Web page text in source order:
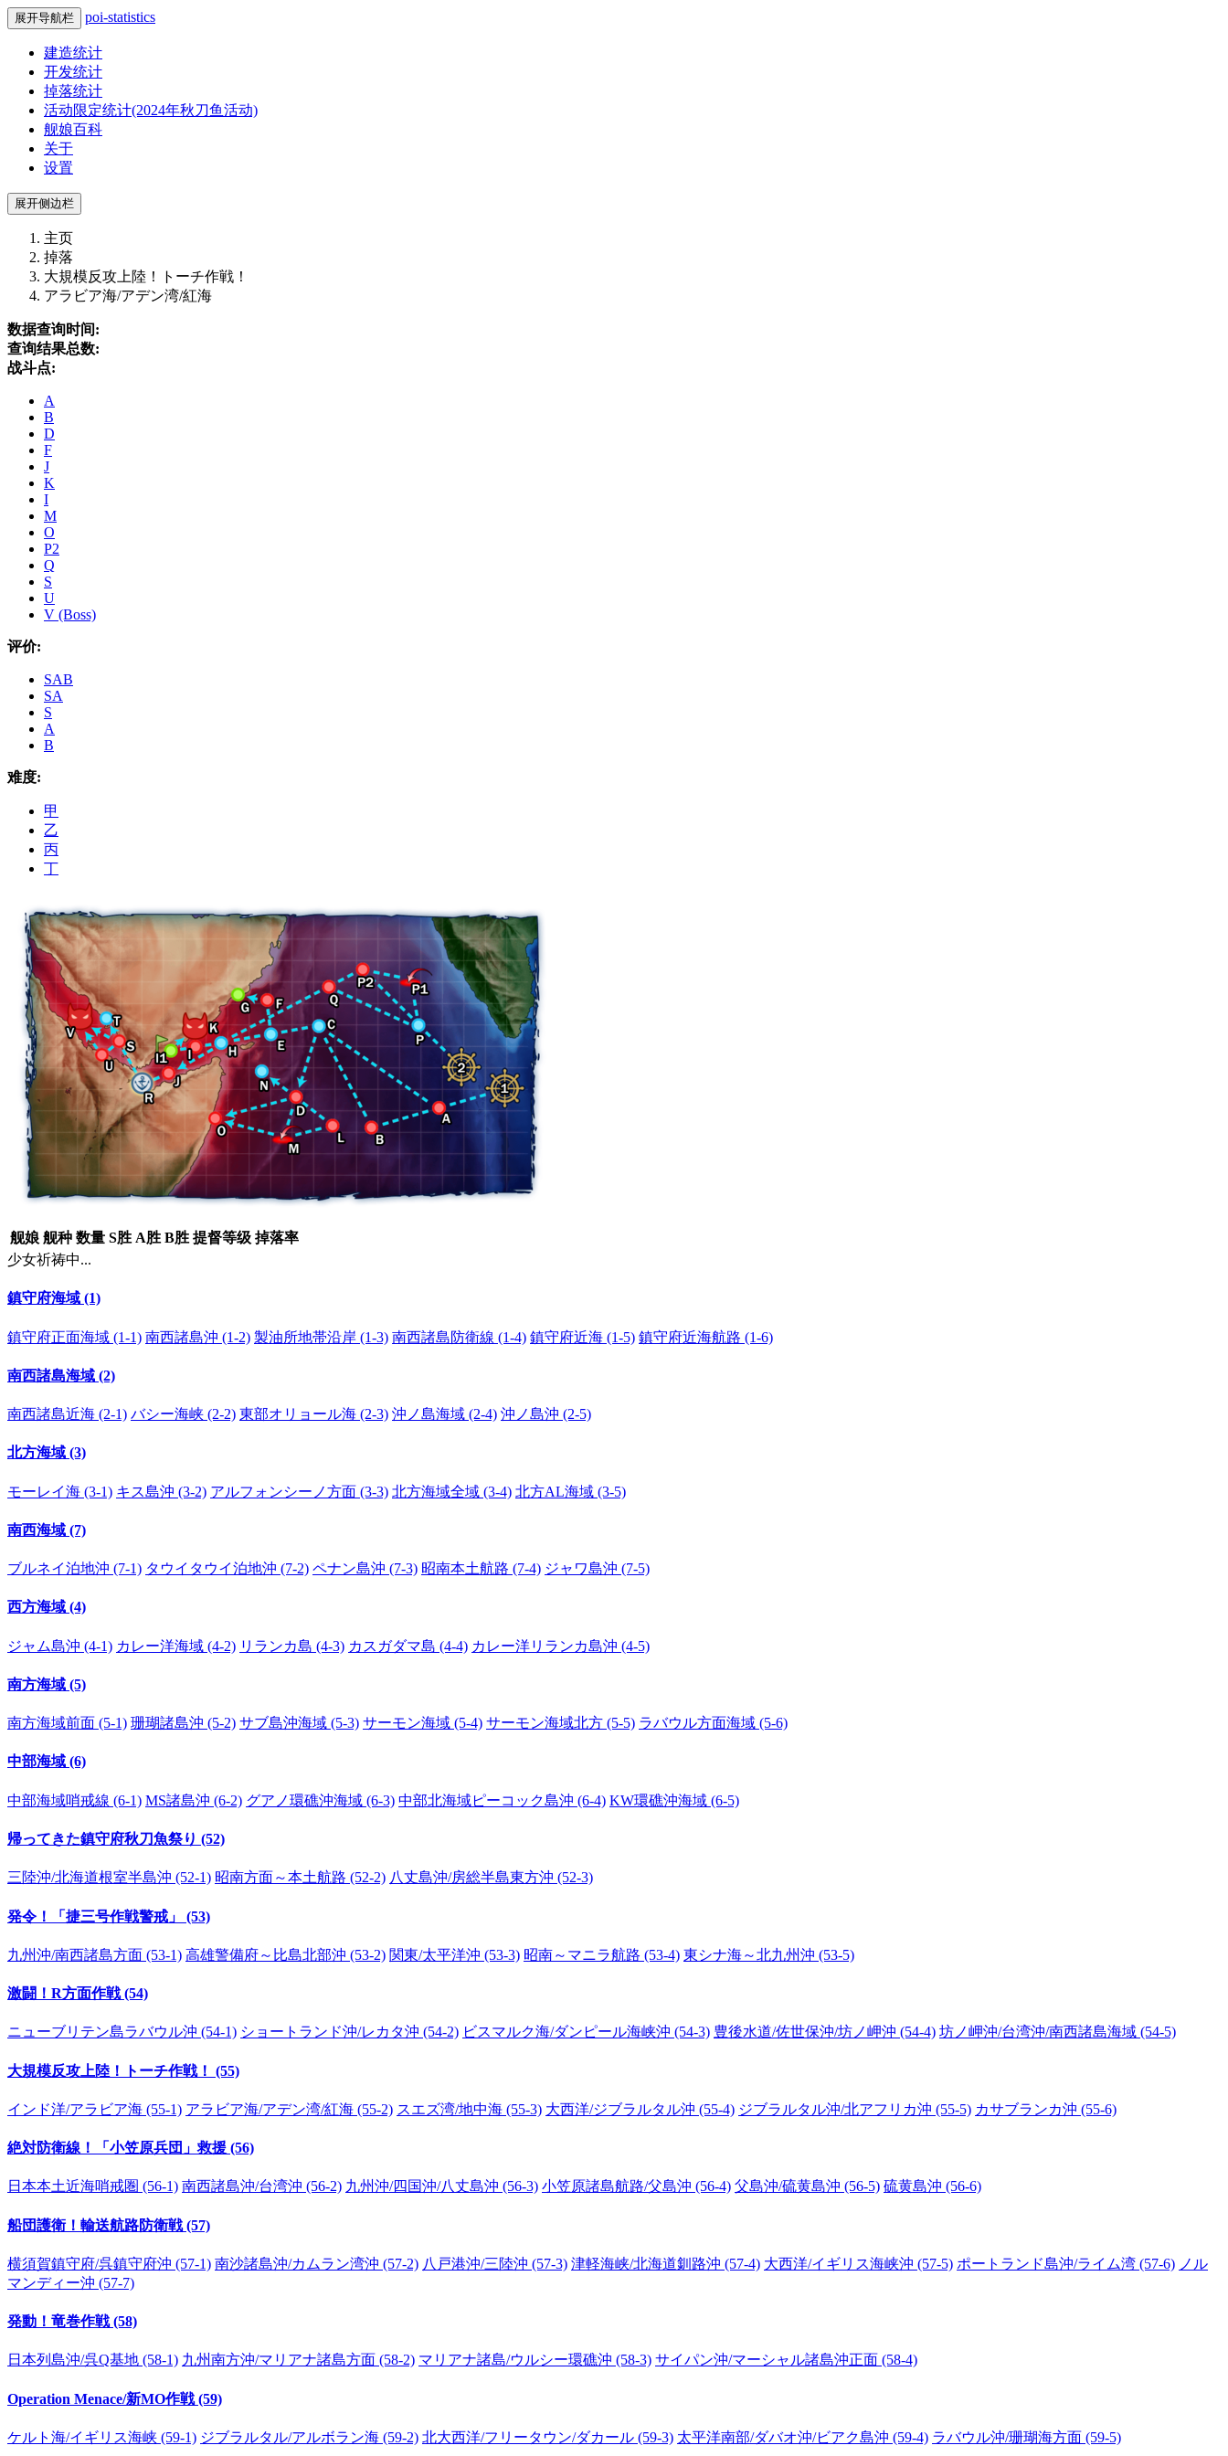
展开导航栏 poi-statistics
建造统计
开发统计
掉落统计
活动限定统计(2024年秋刀鱼活动)
舰娘百科
关于
设置
展开侧边栏
主页
掉落
大規模反攻上陸！トーチ作戦！
アラビア海/アデン湾/紅海
数据查询时间:
查询结果总数:
战斗点:
A
B
D
F
J
K
I
M
O
P2
Q
S
U
V (Boss)
评价:
SAB
SA
S
A
B
难度:
甲
乙
丙
丁
舰娘 舰种 数量 S胜 A胜 B胜 提督等级 掉落率
少女祈祷中...
鎮守府海域 (1)
鎮守府正面海域 (1-1) 南西諸島沖 (1-2) 製油所地帯沿岸 (1-3) 南西諸島防衛線 (1-4) 鎮守府近海 (1-5) 鎮守府近海航路 (1-6)
南西諸島海域 (2)
南西諸島近海 (2-1) バシー海峡 (2-2) 東部オリョール海 (2-3) 沖ノ島海域 (2-4) 沖ノ島沖 (2-5)
北方海域 (3)
モーレイ海 (3-1) キス島沖 (3-2) アルフォンシーノ方面 (3-3) 北方海域全域 (3-4) 北方AL海域 (3-5)
南西海域 (7)
ブルネイ泊地沖 (7-1) タウイタウイ泊地沖 (7-2) ペナン島沖 (7-3) 昭南本土航路 (7-4) ジャワ島沖 (7-5)
西方海域 (4)
ジャム島沖 (4-1) カレー洋海域 (4-2) リランカ島 (4-3) カスガダマ島 (4-4) カレー洋リランカ島沖 (4-5)
南方海域 (5)
南方海域前面 (5-1) 珊瑚諸島沖 (5-2) サブ島沖海域 (5-3) サーモン海域 (5-4) サーモン海域北方 (5-5) ラバウル方面海域 (5-6)
中部海域 (6)
中部海域哨戒線 (6-1) MS諸島沖 (6-2) グアノ環礁沖海域 (6-3) 中部北海域ピーコック島沖 (6-4) KW環礁沖海域 (6-5)
帰ってきた鎮守府秋刀魚祭り (52)
三陸沖/北海道根室半島沖 (52-1) 昭南方面～本土航路 (52-2) 八丈島沖/房総半島東方沖 (52-3)
発令！「捷三号作戦警戒」 (53)
九州沖/南西諸島方面 (53-1) 高雄警備府～比島北部沖 (53-2) 関東/太平洋沖 (53-3) 昭南～マニラ航路 (53-4) 東シナ海～北九州沖 (53-5)
激闘！R方面作戦 (54)
ニューブリテン島ラバウル沖 (54-1) ショートランド沖/レカタ沖 (54-2) ビスマルク海/ダンピール海峡沖 (54-3) 豊後水道/佐世保沖/坊ノ岬沖 (54-4) 坊ノ岬沖/台湾沖/南西諸島海域 (54-5)
大規模反攻上陸！トーチ作戦！ (55)
インド洋/アラビア海 (55-1) アラビア海/アデン湾/紅海 (55-2) スエズ湾/地中海 (55-3) 大西洋/ジブラルタル沖 (55-4) ジブラルタル沖/北アフリカ沖 (55-5) カサブランカ沖 (55-6)
絶対防衛線！「小笠原兵団」救援 (56)
日本本土近海哨戒圏 (56-1) 南西諸島沖/台湾沖 (56-2) 九州沖/四国沖/八丈島沖 (56-3) 小笠原諸島航路/父島沖 (56-4) 父島沖/硫黄島沖 (56-5) 硫黄島沖 (56-6)
船団護衛！輸送航路防衛戦 (57)
横須賀鎮守府/呉鎮守府沖 (57-1) 南沙諸島沖/カムラン湾沖 (57-2) 八戸港沖/三陸沖 (57-3) 津軽海峡/北海道釧路沖 (57-4) 大西洋/イギリス海峡沖 (57-5) ポートランド島沖/ライム湾 (57-6) ノル
マンディー沖 (57-7)
発動！竜巻作戦 (58)
日本列島沖/呉Q基地 (58-1) 九州南方沖/マリアナ諸島方面 (58-2) マリアナ諸島/ウルシー環礁沖 (58-3) サイパン沖/マーシャル諸島沖正面 (58-4)
Operation Menace/新MO作戦 (59)
ケルト海/イギリス海峡 (59-1) ジブラルタル/アルボラン海 (59-2) 北大西洋/フリータウン/ダカール (59-3) 太平洋南部/ダバオ沖/ビアク島沖 (59-4) ラバウル沖/珊瑚海方面 (59-5)